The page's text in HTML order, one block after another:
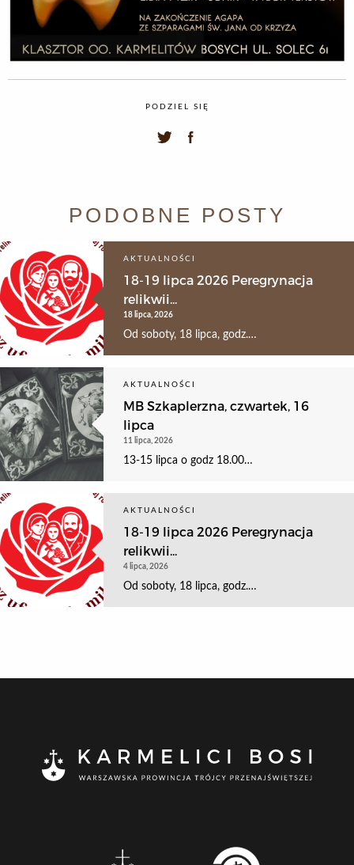
PODZIEL SIĘ
PODOBNE POSTY
AKTUALNOŚCI
18-19 lipca 2026 Peregrynacja
relikwii...
18 lipca, 2026
Od soboty, 18 lipca, godz.…
AKTUALNOŚCI
MB Szkaplerzna, czwartek, 16
lipca
11 lipca, 2026
13-15 lipca o godz 18.00…
AKTUALNOŚCI
18-19 lipca 2026 Peregrynacja
relikwii...
4 lipca, 2026
Od soboty, 18 lipca, godz.…